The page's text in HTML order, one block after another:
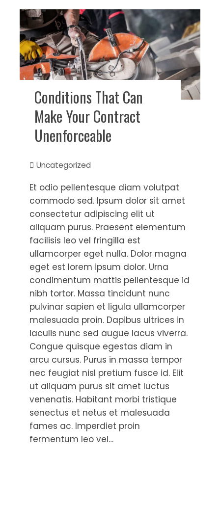
Conditions That Can
Make Your Contract
Unenforceable
Uncategorized
Et odio pellentesque diam volutpat
commodo sed. Ipsum dolor sit amet
consectetur adipiscing elit ut
aliquam purus. Praesent elementum
facilisis leo vel fringilla est
ullamcorper eget nulla. Dolor magna
eget est lorem ipsum dolor. Urna
condimentum mattis pellentesque id
nibh tortor. Massa tincidunt nunc
pulvinar sapien et ligula ullamcorper
malesuada proin. Dapibus ultrices in
iaculis nunc sed augue lacus viverra.
Congue quisque egestas diam in
arcu cursus. Purus in massa tempor
nec feugiat nisl pretium fusce id. Elit
ut aliquam purus sit amet luctus
venenatis. Habitant morbi tristique
senectus et netus et malesuada
fames ac. Imperdiet proin
fermentum leo vel…